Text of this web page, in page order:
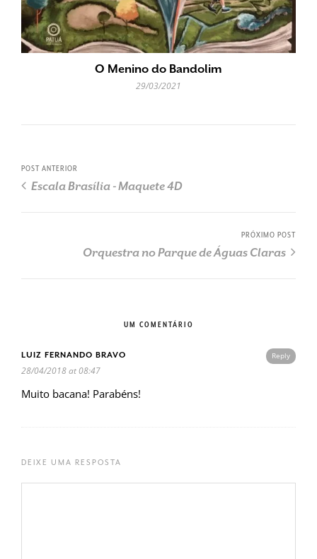
O Menino do Bandolim
29/03/2021
POST ANTERIOR
Escala Brasília - Maquete 4D
PRÓXIMO POST
Orquestra no Parque de Águas Claras
UM COMENTÁRIO
Reply
LUIZ FERNANDO BRAVO
28/04/2018 at 08:47
Muito bacana! Parabéns!
DEIXE UMA RESPOSTA